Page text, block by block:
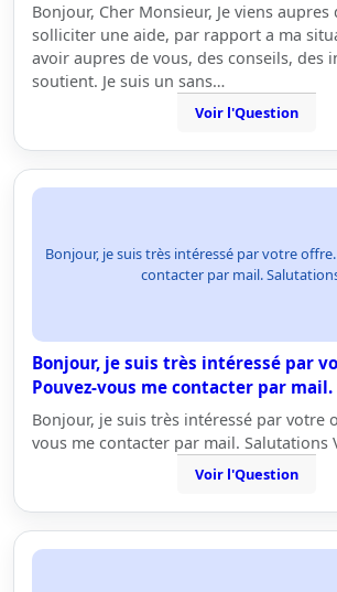
Bonjour, Cher Monsieur, Je viens
solliciter une aide, par rapport a ma
avoir aupres de vous, des conseils, des
soutient. Je suis un sans…
Voir l'Question
Bonjour, je suis très intéressé par votre
contacter par mail.
Bonjour, je suis très intéressé par
Pouvez-vous me contacter par
Bonjour, je suis très intéressé par votre
vous me contacter par mail. Salutations
Voir l'Question